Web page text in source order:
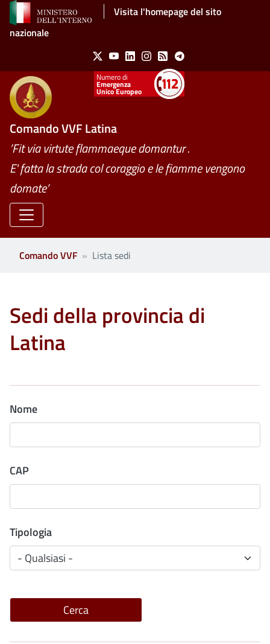
Salta al contenuto principaleVisita l'homepage del sito
nazionale
Social Menu
X YoutubeLinkedinInstagram
Feed Telegram
Emergenza
Unico Europeo
Comando VVF Latina
’Fit via virtute flammaeque domantur .
E' fatta la strada col coraggio e le fiamme vengono
domate’
Comando VVF Lista sedi
Sedi della provincia di
Latina
Nome
CAP
Tipologia